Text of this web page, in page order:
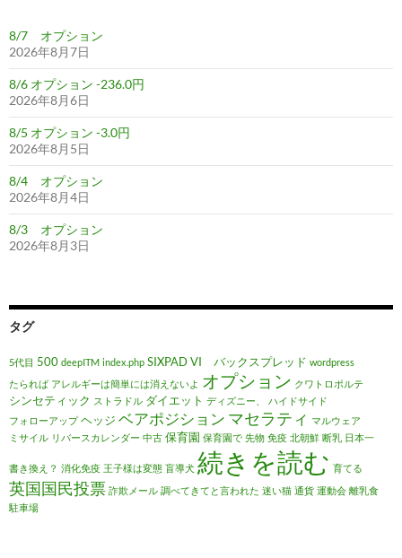
8/7 オプション
2026年8月7日
8/6 オプション -236.0円
2026年8月6日
8/5 オプション -3.0円
2026年8月5日
8/4 オプション
2026年8月4日
8/3 オプション
2026年8月3日
タグ
5代目 500 deepITM index.php SIXPADVI バックスプレッド wordpress
たられば アレルギーは簡単には消えないよ オプション クワトロポルテ
シンセティック ストラドル ダイエット ディズニー、
ハイドサイド
フォローアップ ヘッジ ベアポジション マセラティ マルウェア
ミサイル リバースカレンダー 中古 保育園 保育園で 先物 免疫 北朝鮮 断乳 日本一
書き換え？ 消化免疫 王子様は変態 盲導犬 続きを読む 育てる
英国国民投票 詐欺メール 調べてきてと言われた 迷い猫 通貨 運動会 離乳食
駐車場